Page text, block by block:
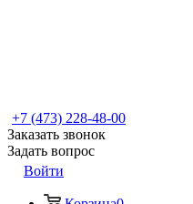
+7 (473) 228-48-00
Заказать звонок
Задать вопрос
Войти